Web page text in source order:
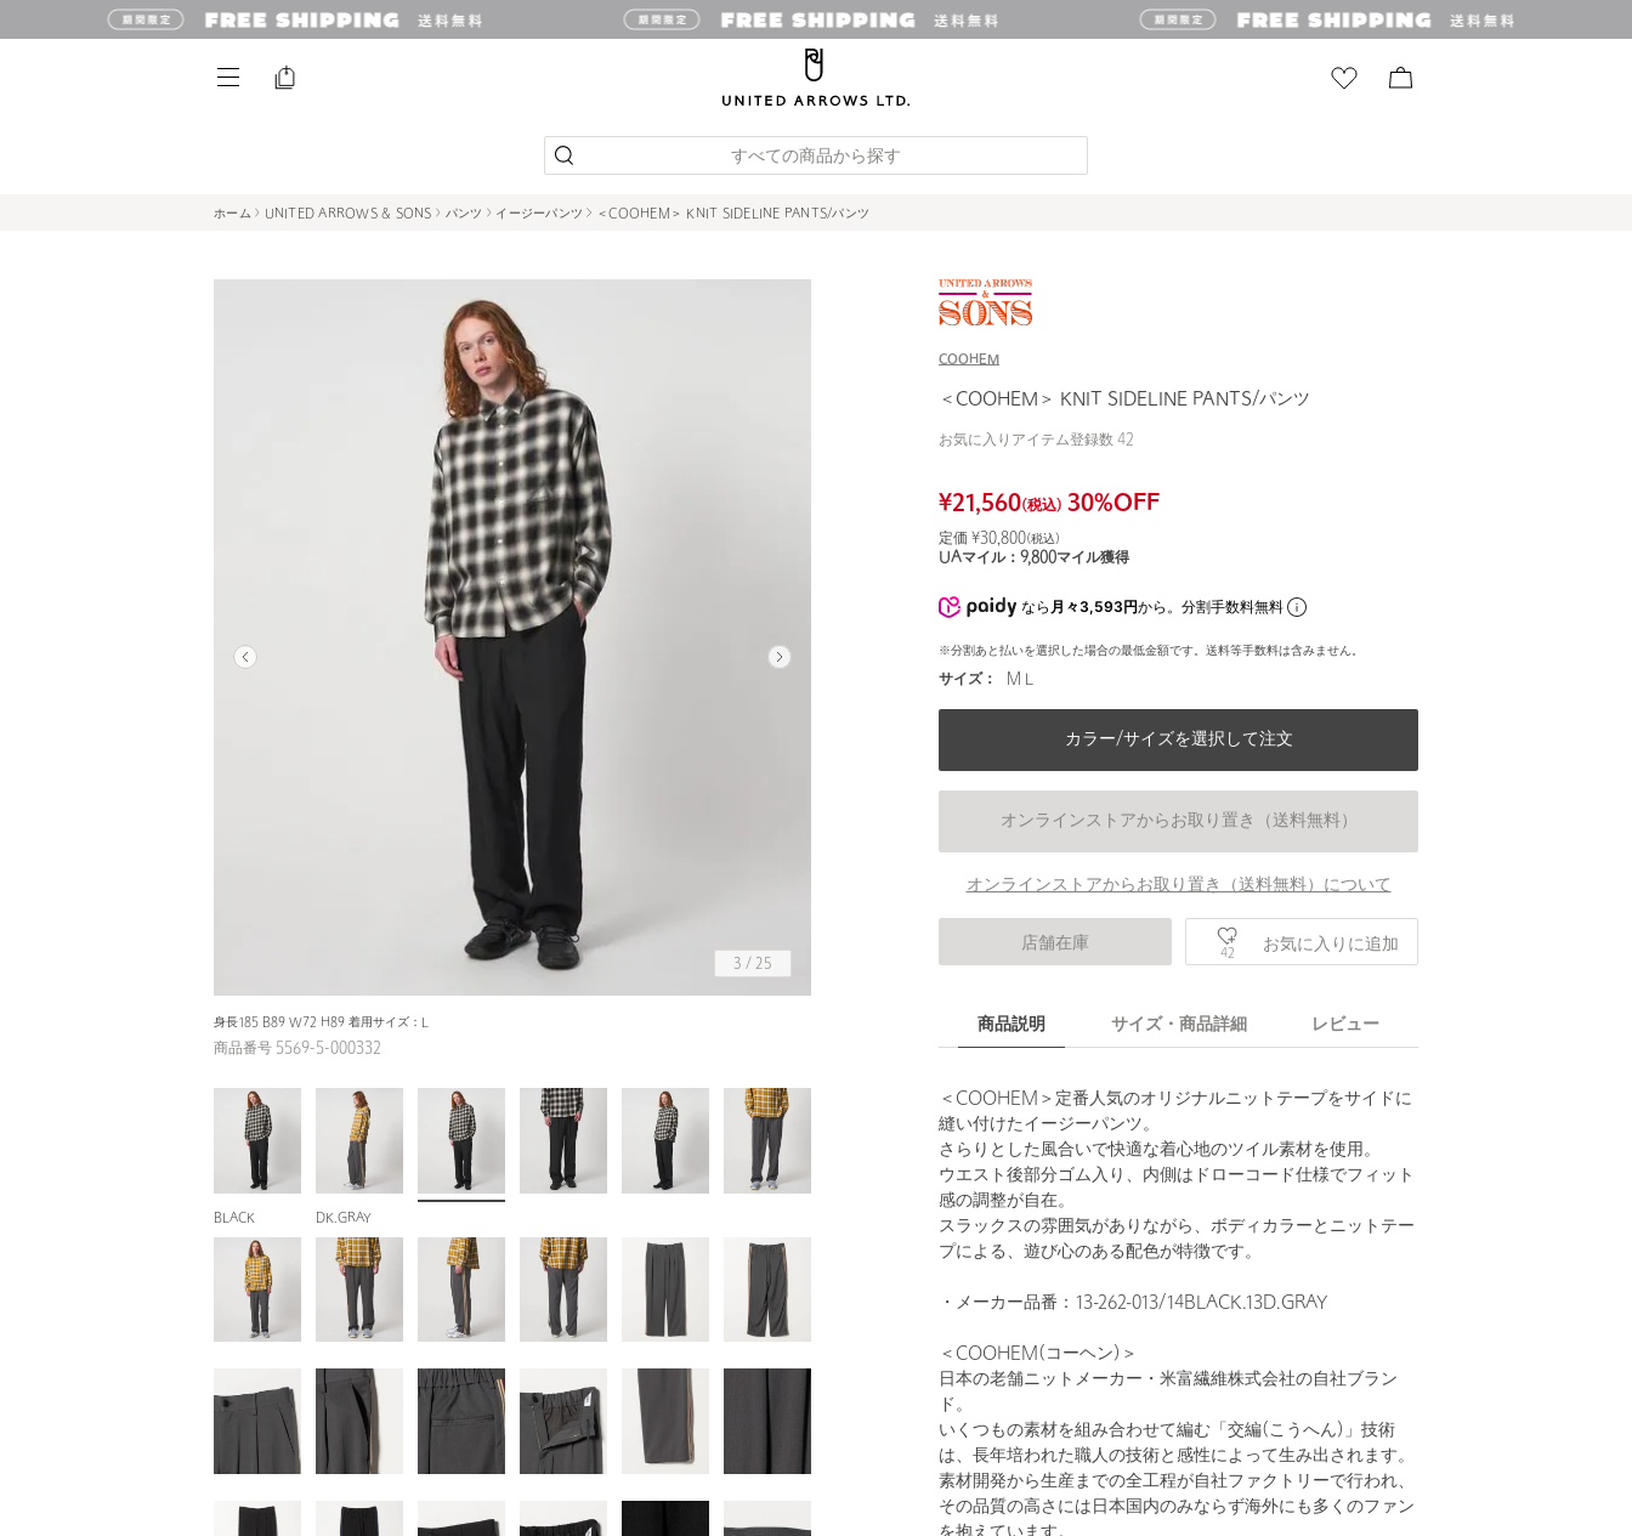
すべての商品から探す
ホーム UNITED ARROWS & SONS パンツ イージーパンツ ＜COOHEM＞ KNIT SIDELINE PANTS/パンツ
身長185 B89 W72 H89 着用サイズ：L 身長185 B89 W72 H89 着用サイズ：L
3 / 25
商品番号 5569-5-000332
BLACK DK.GRAY
COOHEM
＜COOHEM＞ KNIT SIDELINE PANTS/パンツ
お気に入りアイテム登録数 42
¥21,560(税込) 30%OFF
定価 ¥30,800(税込)
UAマイル： 9,800マイル獲得
なら 月々3,593円から。分割手数料無料
※分割あと払いを選択した場合の最低金額です。送料等手数料は含みません。
サイズ： M L
カラー/サイズを選択して注文
オンラインストアからお取り置き（送料無料）
オンラインストアからお取り置き（送料無料）について
店舗在庫
42 お気に入りに追加
商品説明 サイズ・商品詳細 レビュー
＜COOHEM＞定番人気のオリジナルニットテープをサイドに
縫い付けたイージーパンツ。
さらりとした風合いで快適な着心地のツイル素材を使用。
ウエスト後部分ゴム入り、内側はドローコード仕様でフィット
感の調整が自在。
スラックスの雰囲気がありながら、ボディカラーとニットテー
プによる、遊び心のある配色が特徴です。
・メーカー品番：13-262-013/14BLACK.13D.GRAY
＜COOHEM(コーヘン)＞
日本の老舗ニットメーカー・米富繊維株式会社の自社ブラン
ド。
いくつもの素材を組み合わせて編む「交編(こうへん)」技術
は、長年培われた職人の技術と感性によって生み出されます。
素材開発から生産までの全工程が自社ファクトリーで行われ、
その品質の高さには日本国内のみならず海外にも多くのファン